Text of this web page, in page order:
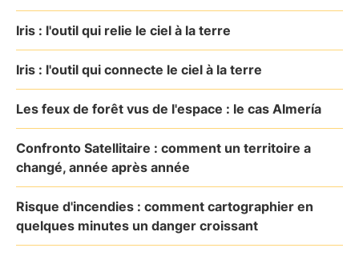
Iris : l'outil qui relie le ciel à la terre
Iris : l'outil qui connecte le ciel à la terre
Les feux de forêt vus de l'espace : le cas Almería
Confronto Satellitaire : comment un territoire a
changé, année après année
Risque d'incendies : comment cartographier en
quelques minutes un danger croissant